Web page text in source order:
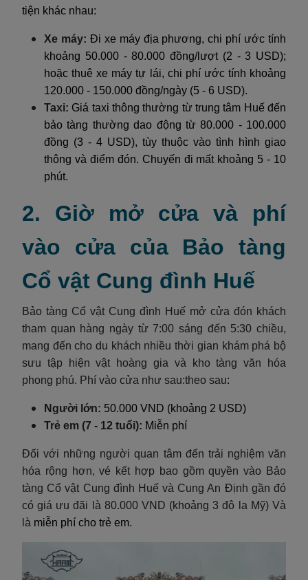
tiện khác nhau:
Xe máy: Đi xe máy địa phương, chi phí ước tính
khoảng 50.000 - 80.000 đồng/lượt (2 - 3 USD);
hoặc thuê xe máy tự lái, chi phí ước tính khoảng
120.000 - 150.000 đồng/ngày (5 - 6 USD).
Taxi: Giá taxi thông thường từ trung tâm Huế đến
bảo tàng thường dao động từ 80.000 - 100.000
đồng (3 - 4 USD), tùy thuộc vào tình hình giao
thông và điểm đón. Chuyến đi mất khoảng 5 - 10
phút.
2. Giờ mở cửa và phí
vào cửa của Bảo tàng
Cổ vật Cung đình Huế
Bảo tàng Cổ vật Cung đình Huế mở cửa đón khách
tham quan hàng ngày từ 7:00 sáng đến 5:30 chiều,
mang đến cho du khách nhiều thời gian khám phá bộ
sưu tập hiện vật hoàng gia và kho tàng văn hóa
phong phú. Phí vào cửa như sau:theo sau:
Người lớn: 50.000 VND (khoảng 2 USD)
Trẻ em (7 - 12 tuổi): Miễn phí
Đối với những người quan tâm đến trải nghiệm văn
hóa rộng hơn, vé kết hợp bao gồm quyền vào Bảo
tàng Cổ vật Cung đình Huế và Cung An Định gần đó
có giá ưu đãi là 80.000 VND (khoảng 3 đô la Mỹ) Và
là miễn phí cho trẻ em.